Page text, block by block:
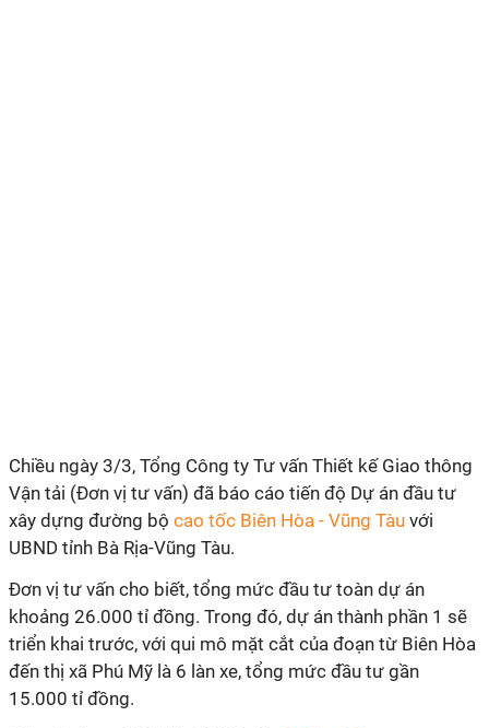
Chiều ngày 3/3, Tổng Công ty Tư vấn Thiết kế Giao thông
Vận tải (Đơn vị tư vấn) đã báo cáo tiến độ Dự án đầu tư
xây dựng đường bộ cao tốc Biên Hòa - Vũng Tàu với
UBND tỉnh Bà Rịa-Vũng Tàu.
Đơn vị tư vấn cho biết, tổng mức đầu tư toàn dự án
khoảng 26.000 tỉ đồng. Trong đó, dự án thành phần 1 sẽ
triển khai trước, với qui mô mặt cắt của đoạn từ Biên Hòa
đến thị xã Phú Mỹ là 6 làn xe, tổng mức đầu tư gần
15.000 tỉ đồng.